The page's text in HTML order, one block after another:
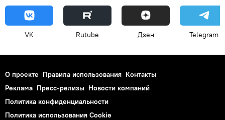
VK Rutube Дзен Telegram
О проекте Правила использования Контакты
Реклама Пресс-релизы Новости компаний
Политика конфиденциальности
Политика использования Cookie